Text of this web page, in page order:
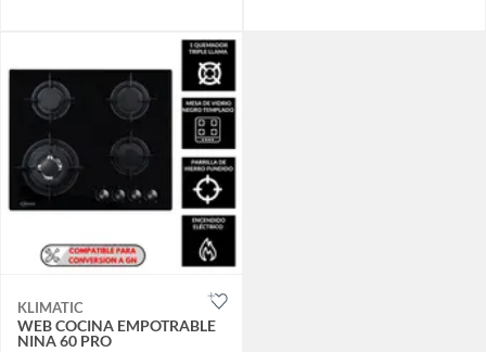
KLIMATIC
WEB COCINA EMPOTRABLE
NINA 60 PRO